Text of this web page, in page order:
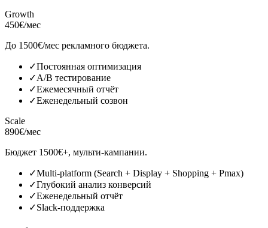
Growth
450€/мес
До 1500€/мес рекламного бюджета.
✓Постоянная оптимизация
✓A/B тестирование
✓Ежемесячный отчёт
✓Еженедельный созвон
Scale
890€/мес
Бюджет 1500€+, мульти-кампании.
✓Multi-platform (Search + Display + Shopping + Pmax)
✓Глубокий анализ конверсий
✓Еженедельный отчёт
✓Slack-поддержка